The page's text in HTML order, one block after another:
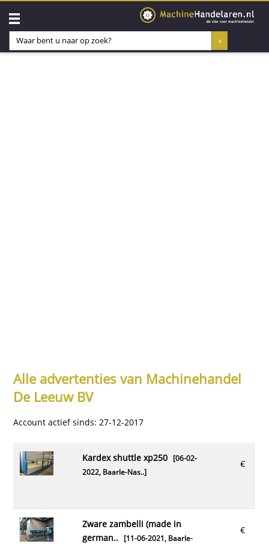
Alle advertenties van Machinehandel
De Leeuw BV
Account actief sinds: 27-12-2017
€
kardex shuttle xp250[06-02-
2022, Baarle-Nas..]
€
zware zambelli (made in
german..[11-06-2021, Baarle-